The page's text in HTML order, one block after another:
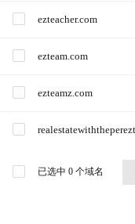
ezteacher.com
ezteam.com
ezteamz.com
已选中 0 个域名